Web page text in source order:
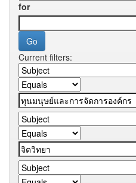
for
Current filters: